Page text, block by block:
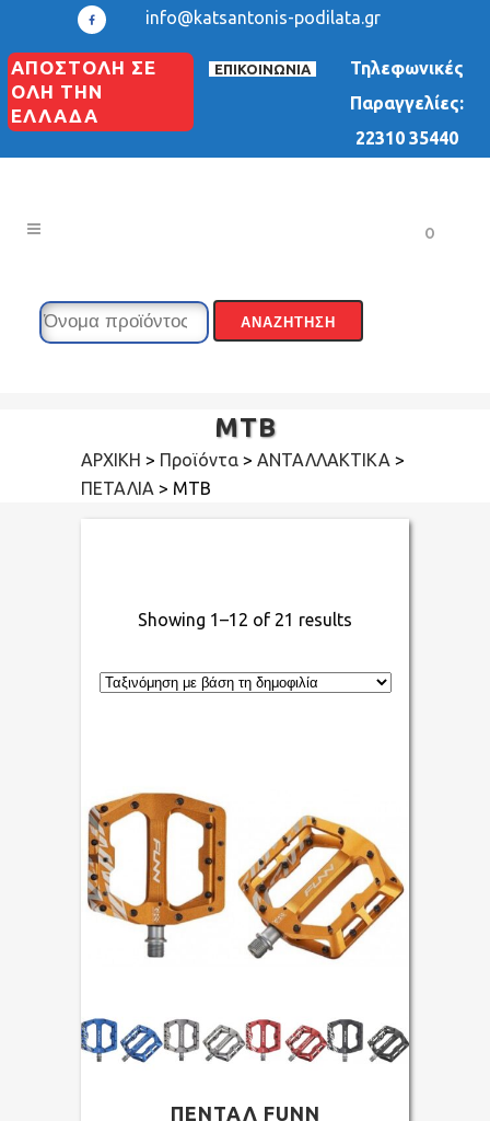
info@katsantonis-podilata.gr
ΑΠΟΣΤΟΛΗ ΣΕ
ΟΛΗ ΤΗΝ
ΕΛΛΑΔΑ
ΕΠΙΚΟΙΝΩΝΙΑ
Τηλεφωνικές
Παραγγελίες:
22310 35440
0
MTB
ΑΡΧΙΚΗ > Προϊόντα > ΑΝΤΑΛΛΑΚΤΙΚΑ >
ΠΕΤΑΛΙΑ > MTB
Showing 1–12 of 21 results
ΠΕΝΤΑΛ FUNN